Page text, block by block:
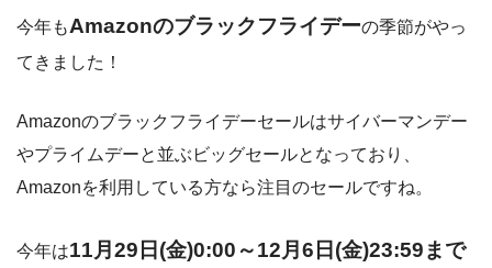
今年もAmazonのブラックフライデーの季節がやっ
てきました！
Amazonのブラックフライデーセールはサイバーマンデー
やプライムデーと並ぶビッグセールとなっており、
Amazonを利用している方なら注目のセールですね。
今年は11月29日(金)0:00～12月6日(金)23:59まで